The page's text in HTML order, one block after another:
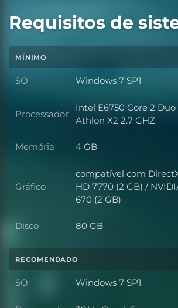
Requisitos de
MÍNIMO
SO SO
Windows 7 SP1
Processador Processador
Intel E6750 Core 2 Duo
Athlon X2 2.7 GHZ
Memória Memória
4 GB
Gráfico Gráfico
compatível com
HD 7770 (2 GB) /
670 (2 GB)
Disco Disco
80 GB
RECOMENDADO
SO SO
Windows 7 SP1